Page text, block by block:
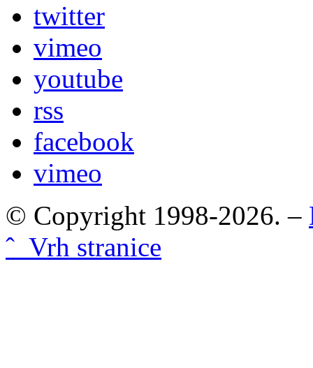
twitter
vimeo
youtube
rss
facebook
vimeo
© Copyright 1998-2026. –
ˆ Vrh stranice